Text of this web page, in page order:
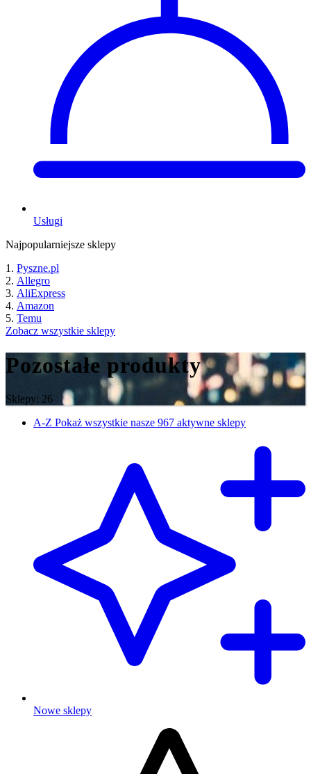
Usługi
Najpopularniejsze sklepy
Pyszne.pl
Allegro
AliExpress
Amazon
Temu
Zobacz wszystkie sklepy
Pozostałe produkty
Sklepy: 26
A-Z Pokaż wszystkie nasze 967 aktywne sklepy
Nowe sklepy